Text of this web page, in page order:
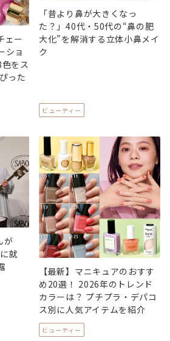
ェー
ショ
をス
った
「昔より鼻が大きくなっ
た？」40代・50代の“鼻の肥
大化”を解消する立体小鼻メイ
ク
ビューティー
が
就
【最新】マニキュアのおすす
め20選！ 2026年のトレンド
カラーは？ プチプラ・デパコ
ス別に人気アイテムを紹介
ビューティー